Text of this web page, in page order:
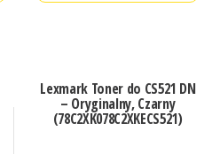
Lexmark Toner do CS521 DN
– Oryginalny, Czarny
(78C2XK078C2XKECS521)